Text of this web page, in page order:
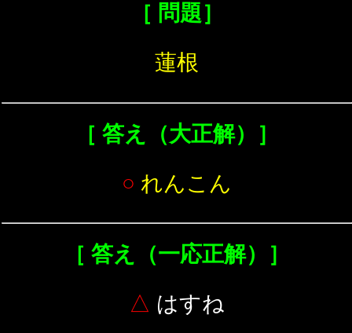
［ 問題］
蓮根
［ 答え（大正解）］
○ れんこん
［ 答え（一応正解）］
△ はすね